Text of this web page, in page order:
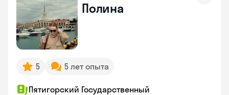
Полина
5 5 лет опыта
Пятигорский Государственный